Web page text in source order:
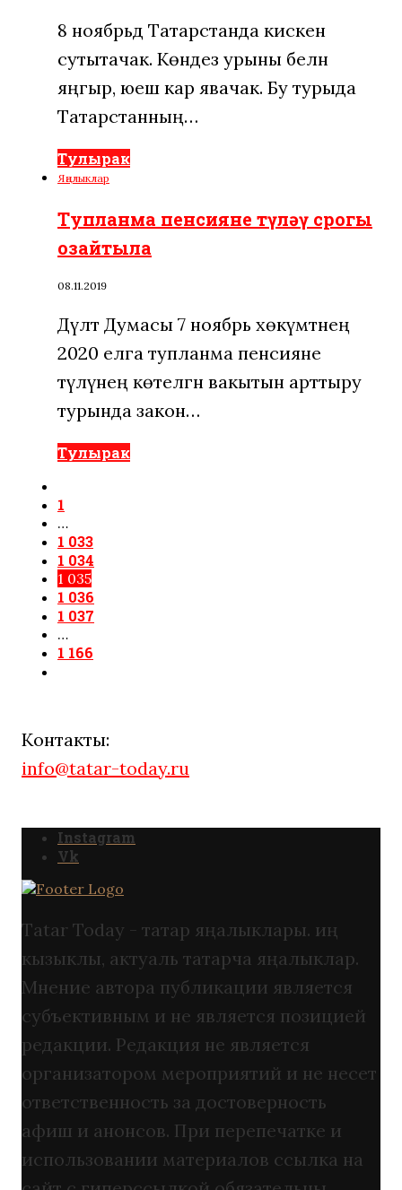
8 ноябрьдә Татарстанда кискен
сутытачак. Көндез урыны белән
яңгыр, юеш кар явачак. Бу турыда
Татарстанның…
Тулырак
Яңалыклар
Тупланма пенсияне түләү срогы
озайтыла
08.11.2019
Дәүләт Думасы 7 ноябрь хөкүмәтнең
2020 елга тупланма пенсияне
түләүнең көтелгән вакытын арттыру
турында закон…
Тулырак
1
…
1 033
1 034
1 035
1 036
1 037
…
1 166
Контакты:
info@tatar-today.ru
Instagram
Vk
Tatar Today - татар яңалыклары. иң
кызыклы, актуаль татарча яңалыклар.
Мнение автора публикации является
субъективным и не является позицией
редакции. Редакция не является
организатором мероприятий и не несет
ответственность за достоверность
афиш и анонсов. При перепечатке и
использовании материалов ссылка на